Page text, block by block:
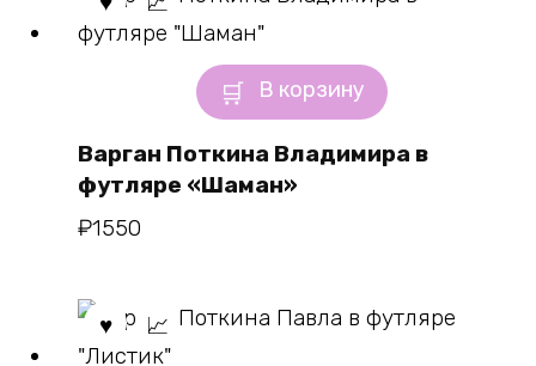
В корзину
Варган Поткина Владимира в
футляре «Шаман»
₽1550